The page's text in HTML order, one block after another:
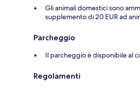
Gli animali domestici sono
supplemento di 20 EUR ad
Parcheggio
Il parcheggio è disponibile al
Regolamenti